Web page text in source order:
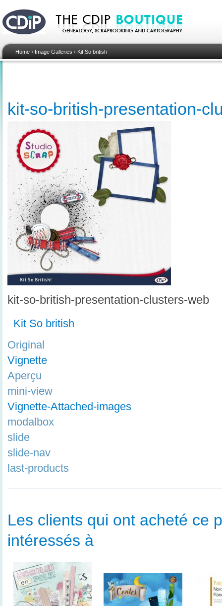
Home › Image Galleries › Kit So british
kit-so-british-presentation-
kit-so-british-presentation-clusters-web
Kit So british
Original
Vignette
Aperçu
mini-view
Vignette-Attached-images
modalbox
slide
slide-nav
last-products
Les clients qui ont acheté ce
intéressés à